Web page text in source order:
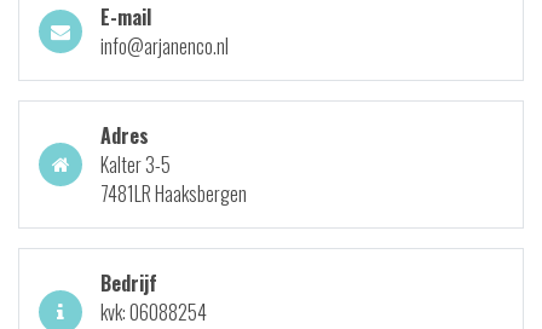
E-mail
info@arjanenco.nl
Adres
Kalter 3-5
7481LR Haaksbergen
Bedrijf
kvk: 06088254